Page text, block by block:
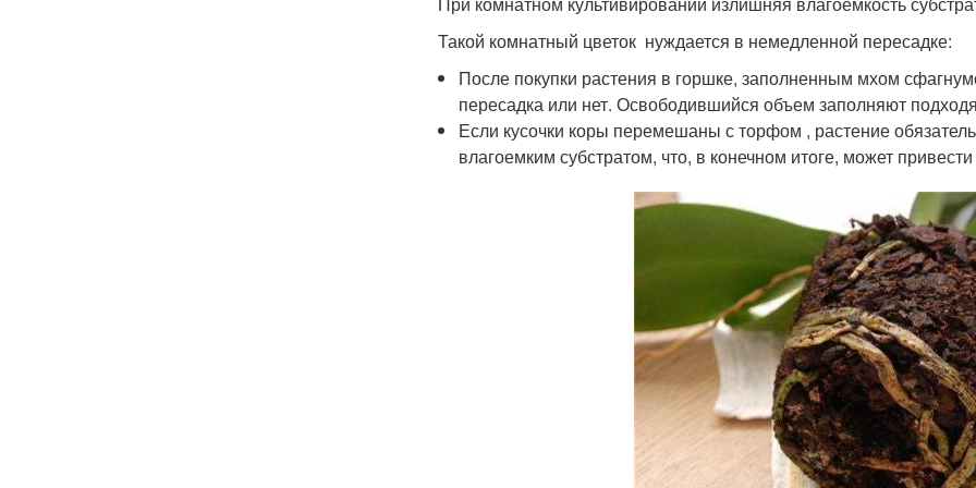
Такой комнатный цветок нуждается в немедленной пересадке:
После покупки растения в горшке, заполненным мхом
пересадка или нет. Освободившийся объем заполняют
Если кусочки коры перемешаны с торфом , растение
влагоемким субстратом, что, в конечном итоге, может